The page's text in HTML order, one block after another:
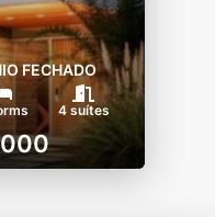
FECHADO
4 suítes